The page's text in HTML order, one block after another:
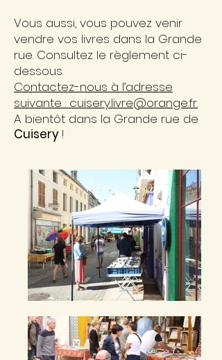
Vous aussi, vous pouvez venir
vendre vos livres dans la Grande
rue. Consultez le règlement ci-
dessous.
Contactez-nous à l’adresse
suivante : cuisery.livre@orange.fr.
A bientôt dans la Grande rue de
Cuisery !